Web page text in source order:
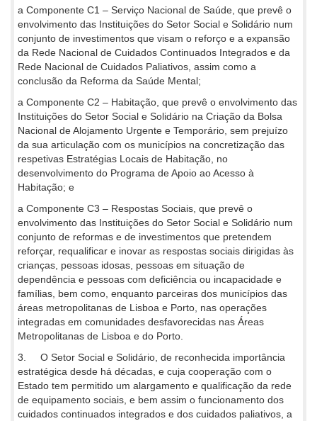
a Componente C1 – Serviço Nacional de Saúde, que prevê o
envolvimento das Instituições do Setor Social e Solidário num
conjunto de investimentos que visam o reforço e a expansão
da Rede Nacional de Cuidados Continuados Integrados e da
Rede Nacional de Cuidados Paliativos, assim como a
conclusão da Reforma da Saúde Mental;
a Componente C2 – Habitação, que prevê o envolvimento das
Instituições do Setor Social e Solidário na Criação da Bolsa
Nacional de Alojamento Urgente e Temporário, sem prejuízo
da sua articulação com os municípios na concretização das
respetivas Estratégias Locais de Habitação, no
desenvolvimento do Programa de Apoio ao Acesso à
Habitação; e
a Componente C3 – Respostas Sociais, que prevê o
envolvimento das Instituições do Setor Social e Solidário num
conjunto de reformas e de investimentos que pretendem
reforçar, requalificar e inovar as respostas sociais dirigidas às
crianças, pessoas idosas, pessoas em situação de
dependência e pessoas com deficiência ou incapacidade e
famílias, bem como, enquanto parceiras dos municípios das
áreas metropolitanas de Lisboa e Porto, nas operações
integradas em comunidades desfavorecidas nas Áreas
Metropolitanas de Lisboa e do Porto.
3. O Setor Social e Solidário, de reconhecida importância
estratégica desde há décadas, e cuja cooperação com o
Estado tem permitido um alargamento e qualificação da rede
de equipamento sociais, e bem assim o funcionamento dos
cuidados continuados integrados e dos cuidados paliativos, a